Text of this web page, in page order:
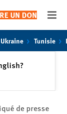
UN DON
Ukraine Tunisie
de presse